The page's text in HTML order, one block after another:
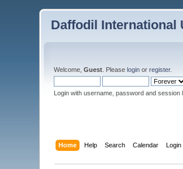
Daffodil International
Welcome,Guest . Pleaselogin orregister.
Login with username, password and session
Home Help Search Calendar Login